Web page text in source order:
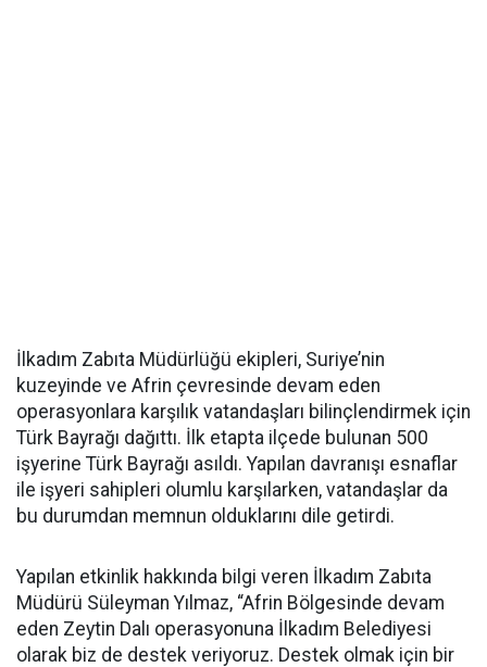
İlkadım Zabıta Müdürlüğü ekipleri, Suriye’nin
kuzeyinde ve Afrin çevresinde devam eden
operasyonlara karşılık vatandaşları bilinçlendirmek için
Türk Bayrağı dağıttı. İlk etapta ilçede bulunan 500
işyerine Türk Bayrağı asıldı. Yapılan davranışı esnaflar
ile işyeri sahipleri olumlu karşılarken, vatandaşlar da
bu durumdan memnun olduklarını dile getirdi.
Yapılan etkinlik hakkında bilgi veren İlkadım Zabıta
Müdürü Süleyman Yılmaz, “Afrin Bölgesinde devam
eden Zeytin Dalı operasyonuna İlkadım Belediyesi
olarak biz de destek veriyoruz. Destek olmak için bir